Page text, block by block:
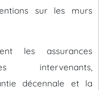
sur les murs
les assurances
intervenants,
décennale et la